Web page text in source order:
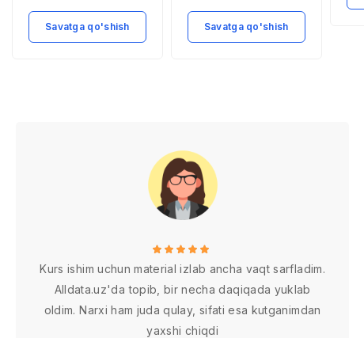
Savatga qo'shish
va tabiiy resurslari
Savatga qo'shish
Kurs ishim uchun material izlab ancha vaqt sarfladim.
Alldata.uz'da topib, bir necha daqiqada yuklab
oldim. Narxi ham juda qulay, sifati esa kutganimdan
yaxshi chiqdi